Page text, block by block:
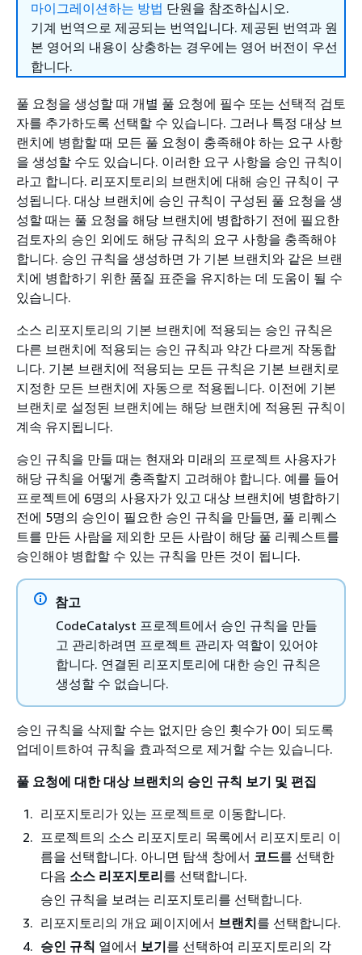
마이그레이션하는 방법 단원을 참조하십시오.
기계 번역으로 제공되는 번역입니다. 제공된 번역과 원
본 영어의 내용이 상충하는 경우에는 영어 버전이 우선
합니다.
풀 요청을 생성할 때 개별 풀 요청에 필수 또는 선택적 검토
자를 추가하도록 선택할 수 있습니다. 그러나 특정 대상 브
랜치에 병합할 때 모든 풀 요청이 충족해야 하는 요구 사항
을 생성할 수도 있습니다. 이러한 요구 사항을 승인 규칙이
라고 합니다. 리포지토리의 브랜치에 대해 승인 규칙이 구
성됩니다. 대상 브랜치에 승인 규칙이 구성된 풀 요청을 생
성할 때는 풀 요청을 해당 브랜치에 병합하기 전에 필요한
검토자의 승인 외에도 해당 규칙의 요구 사항을 충족해야
합니다. 승인 규칙을 생성하면 가 기본 브랜치와 같은 브랜
치에 병합하기 위한 품질 표준을 유지하는 데 도움이 될 수
있습니다.
소스 리포지토리의 기본 브랜치에 적용되는 승인 규칙은
다른 브랜치에 적용되는 승인 규칙과 약간 다르게 작동합
니다. 기본 브랜치에 적용되는 모든 규칙은 기본 브랜치로
지정한 모든 브랜치에 자동으로 적용됩니다. 이전에 기본
브랜치로 설정된 브랜치에는 해당 브랜치에 적용된 규칙이
계속 유지됩니다.
승인 규칙을 만들 때는 현재와 미래의 프로젝트 사용자가
해당 규칙을 어떻게 충족할지 고려해야 합니다. 예를 들어
프로젝트에 6명의 사용자가 있고 대상 브랜치에 병합하기
전에 5명의 승인이 필요한 승인 규칙을 만들면, 풀 리퀘스
트를 만든 사람을 제외한 모든 사람이 해당 풀 리퀘스트를
승인해야 병합할 수 있는 규칙을 만든 것이 됩니다.
참고
CodeCatalyst 프로젝트에서 승인 규칙을 만들
고 관리하려면 프로젝트 관리자 역할이 있어야
합니다. 연결된 리포지토리에 대한 승인 규칙은
생성할 수 없습니다.
승인 규칙을 삭제할 수는 없지만 승인 횟수가 0이 되도록
업데이트하여 규칙을 효과적으로 제거할 수는 있습니다.
풀 요청에 대한 대상 브랜치의 승인 규칙 보기 및 편집
리포지토리가 있는 프로젝트로 이동합니다.
프로젝트의 소스 리포지토리 목록에서 리포지토리 이
름을 선택합니다. 아니면 탐색 창에서 코드를 선택한
다음 소스 리포지토리를 선택합니다.
승인 규칙을 보려는 리포지토리를 선택합니다.
리포지토리의 개요 페이지에서 브랜치를 선택합니다.
승인 규칙 열에서 보기를 선택하여 리포지토리의 각